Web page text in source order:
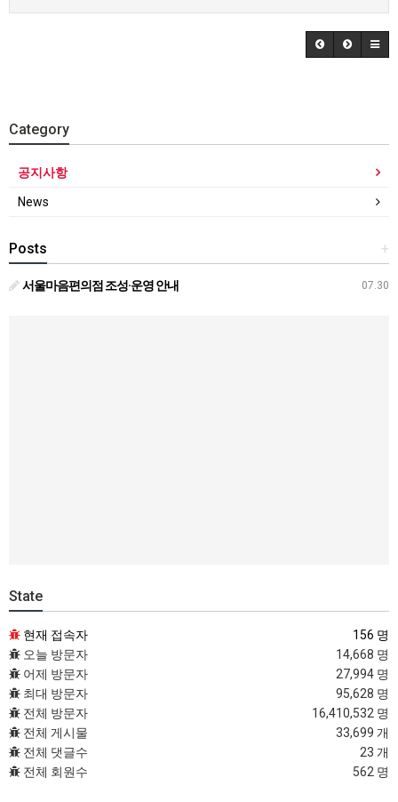
Category
공지사항
News
+
Posts
07.30
서울마음편의점 조성·운영 안내
State
현재 접속자
156 명
오늘 방문자
14,668 명
어제 방문자
27,994 명
최대 방문자
95,628 명
전체 방문자
16,410,532 명
전체 게시물
33,699 개
전체 댓글수
23 개
전체 회원수
562 명